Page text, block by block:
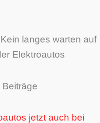
Kein langes warten auf
Elektroautos
jetzt auch bei